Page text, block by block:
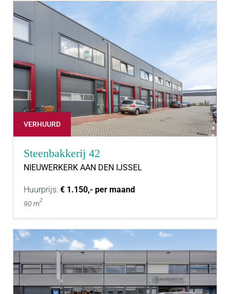
VERHUURD
Steenbakkerij 42
NIEUWERKERK AAN DEN IJSSEL
Huurprijs: € 1.150,- per maand
90 m2